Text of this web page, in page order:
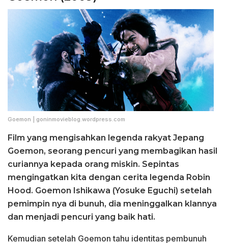
Goemon | goninmovieblog.wordpress.com
Film yang mengisahkan legenda rakyat Jepang
Goemon, seorang pencuri yang membagikan hasil
curiannya kepada orang miskin. Sepintas
mengingatkan kita dengan cerita legenda Robin
Hood. Goemon Ishikawa (Yosuke Eguchi) setelah
pemimpin nya di bunuh, dia meninggalkan klannya
dan menjadi pencuri yang baik hati.
Kemudian setelah Goemon tahu identitas pembunuh